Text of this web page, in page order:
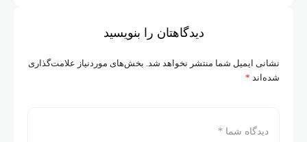
دیدگاهتان را بنویسید
نشانی ایمیل شما منتشر نخواهد شد. بخش‌های موردنیاز علامت‌گذاری
شده‌اند *